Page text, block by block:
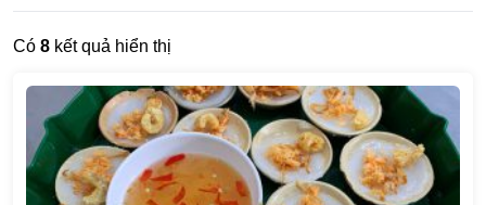
Có 8 kết quả hiển thị